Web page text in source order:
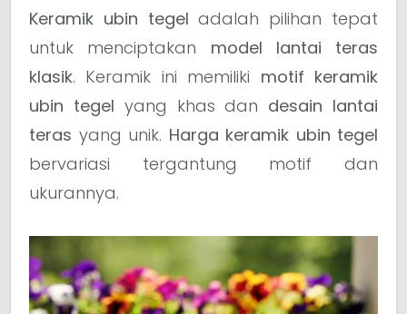
Keramik ubin tegel adalah pilihan tepat
untuk menciptakan model lantai teras
klasik. Keramik ini memiliki motif keramik
ubin tegel yang khas dan desain lantai
teras yang unik. Harga keramik ubin tegel
bervariasi tergantung motif dan
ukurannya.